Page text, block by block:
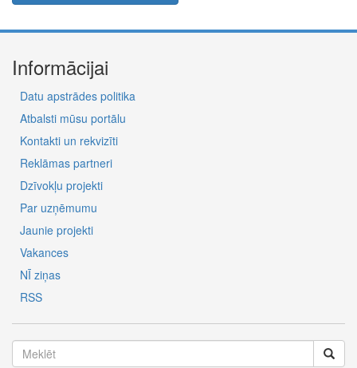
Informācijai
Datu apstrādes politika
Atbalsti mūsu portālu
Kontakti un rekvizīti
Reklāmas partneri
Dzīvokļu projekti
Par uzņēmumu
Jaunie projekti
Vakances
NĪ ziņas
RSS